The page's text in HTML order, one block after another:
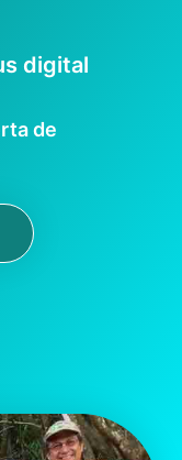
digital
de